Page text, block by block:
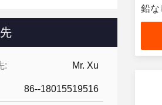
: Mr. Xu
86--18015519516
鉛な